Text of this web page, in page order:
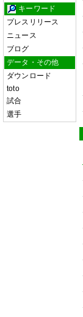
キーワード
プレスリリース
ニュース
ブログ
データ・その他
ダウンロード
toto
試合
選手